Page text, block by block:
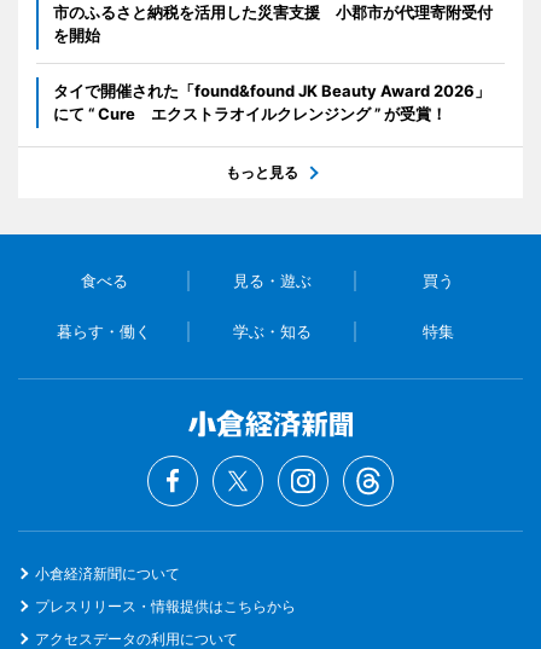
市のふるさと納税を活用した災害支援 小郡市が代理寄附受付
を開始
タイで開催された「found&found JK Beauty Award 2026」
にて “ Cure エクストラオイルクレンジング ” が受賞！
もっと見る
食べる 見る・遊ぶ 買う
暮らす・働く 学ぶ・知る 特集
小倉経済新聞について
プレスリリース・情報提供はこちらから
アクセスデータの利用について